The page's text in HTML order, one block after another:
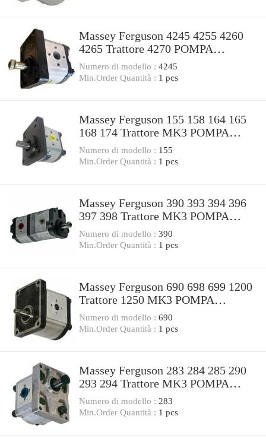
Massey Ferguson 4245 4255 4260
4265 Trattore 4270 POMPA
IDRAULICA Valvola Di Controllo
Numero di modello : 4245
Min.Order Quantità : 1 pcs
Massey Ferguson 155 158 164 165
168 174 Trattore MK3 POMPA
IDRAULICA Valvola Di Controllo
Numero di modello : 155
Min.Order Quantità : 1 pcs
Massey Ferguson 390 393 394 396
397 398 Trattore MK3 POMPA
IDRAULICA Valvola Di Controllo
Numero di modello : 390
Min.Order Quantità : 1 pcs
Massey Ferguson 690 698 699 1200
Trattore 1250 MK3 POMPA
IDRAULICA Valvola Di Controllo
Numero di modello : 690
Min.Order Quantità : 1 pcs
Massey Ferguson 283 284 285 290
293 294 Trattore MK3 POMPA
IDRAULICA Valvola Di Controllo
Numero di modello : 283
Min.Order Quantità : 1 pcs